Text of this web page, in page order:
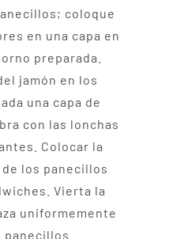
coloque
en una capa en
preparada.
jamón en los
una capa de
con las lonchas
Colocar la
los panecillos
Vierta la
uniformemente